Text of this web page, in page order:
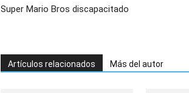
Super Mario Bros discapacitado
Artículos relacionados Más del autor